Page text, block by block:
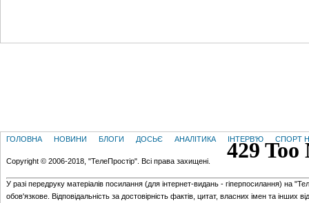
ГОЛОВНА НОВИНИ БЛОГИ ДОСЬЄ АНАЛІТИКА ІНТЕРВ'Ю СПОРТ
Copyright © 2006-2018, "ТелеПростір". Всі права захищені.
У разі передруку матеріалів посилання (для iнтернет-видань - гiперпосилання) на
обов'язкове. Відповідальність за достовірність фактів, цитат, власних імен та інших